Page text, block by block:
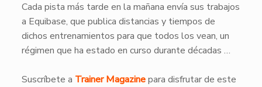
Cada pista más tarde en la mañana envía sus trabajos
a Equibase, que publica distancias y tiempos de
dichos entrenamientos para que todos los vean, un
régimen que ha estado en curso durante décadas …
Suscríbete a Trainer Magazinepara disfrutar de este